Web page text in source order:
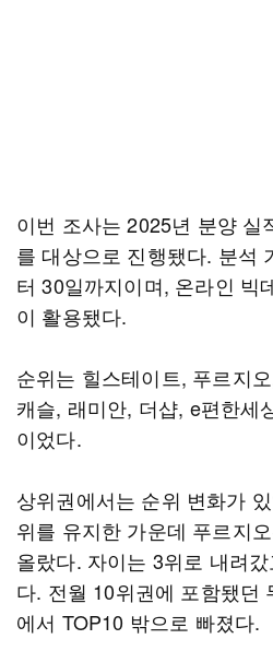
이번 조사는 2025년 분양 실
를 대상으로 진행됐다. 분석
터 30일까지이며, 온라인 빅
이 활용됐다.
순위는 힐스테이트, 푸르지
캐슬, 래미안, 더샵, e편한세
이었다.
상위권에서는 순위 변화가
위를 유지한 가운데 푸르지
올랐다. 자이는 3위로 내려
다. 전월 10위권에 포함됐던
에서 TOP10 밖으로 빠졌다.